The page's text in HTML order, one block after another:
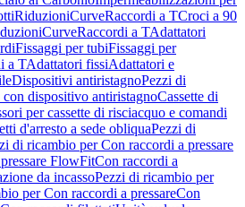
RiduzioniCurveRaccordi a TCroci a 90
CurveRaccordi a TAdattatori
Fissaggi per tubiFissaggi per
a TAdattatori fissiAdattatori e
Dispositivi antiristagnoPezzi di
dispositivo antiristagnoCassette di
per cassette di risciacquo e comandi
d'arresto a sede obliquaPezzi di
di ricambio per Con raccordi a pressare
FlowFitCon raccordi a
da incassoPezzi di ricambio per
per Con raccordi a pressareCon